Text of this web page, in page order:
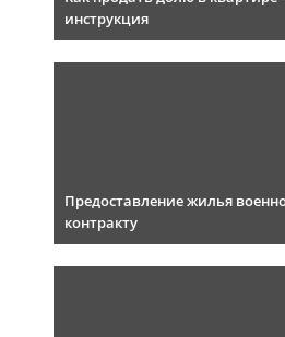
инструкция
Предоставление жилья
контракту